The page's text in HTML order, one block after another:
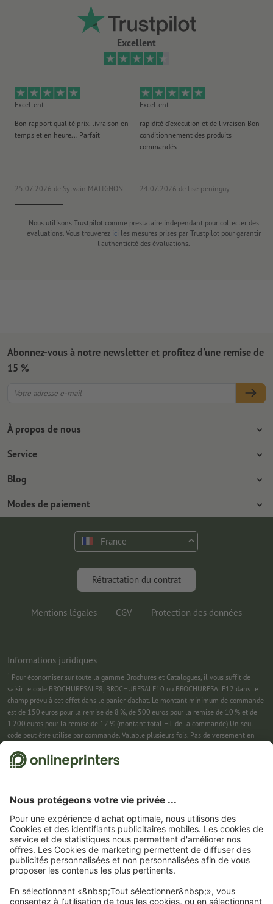
Excellent
Excellent
Bon rapport qualité prix, livraison en
temps et en heure... Parfait
25.07.2026 de Sylvain MATIGNON
Excellent
rapidité d'execution et de livraison Bon
conditionnement des produits
commandés
24.07.2026 de lise peninguy
Nous utilisons Trustpilot comme prestataire indépendant pour collecter des
évaluations. Vous trouverez ici les mesures prises par Trustpilot pour garantir
l'authenticité des évaluations.
À propos de nous
L'entreprise
Protection de l'environnement
Service
Modes de paiement
Expédition
Programme Premium
Blog
Tutoriels Photoshop
Outils & Fonts gratuits
Marketing & Insights
Modes de paiement
Abonnez-vous à notre newsletter et profitez d'une remise de
15 %
France
Rétractation du contrat
Mentions légales CGV Protection des données
Informations juridiques
1 Pour économiser sur toute la gamme Brochures et Catalogues, il vous suffit de
saisir le code BROCHURESALE8, BROCHURESALE10 ou BROCHURESALE12 dans le
champ prévu à cet effet dans le panier d’achat. Le montant minimum de commande
est de 150 euros pour la remise de 8 %, de 500 euros pour la remise de 10 % et de
1 200 euros pour la remise de 12 % (montant total HT de la commande) Un seul
code peut être utilisé par commande. Valable plusieurs fois. Pas de versement en
31/08/2026 inclus.
montant minimum pour la commande. Valable plusieurs fois. Pas de versement en
31/08/2026 inclus.
3Dans un premier temps, nous vous enverrons un e-mail contenant un lien de
confirmation de votre inscription à la newsletter. Ce n’est qu’après avoir cliqué
dessus que vous recevrez votre code de remise et notre newsletter. Vous pouvez bien
entendu vous désinscrire à tout moment. Montant maximal de la remise : 150 € sur
le montant de la commande (HT). Valable une seule fois. Pas de montant minimum
pour la commande. Pas de versement en espèces. Offre non cumulable avec d’autres